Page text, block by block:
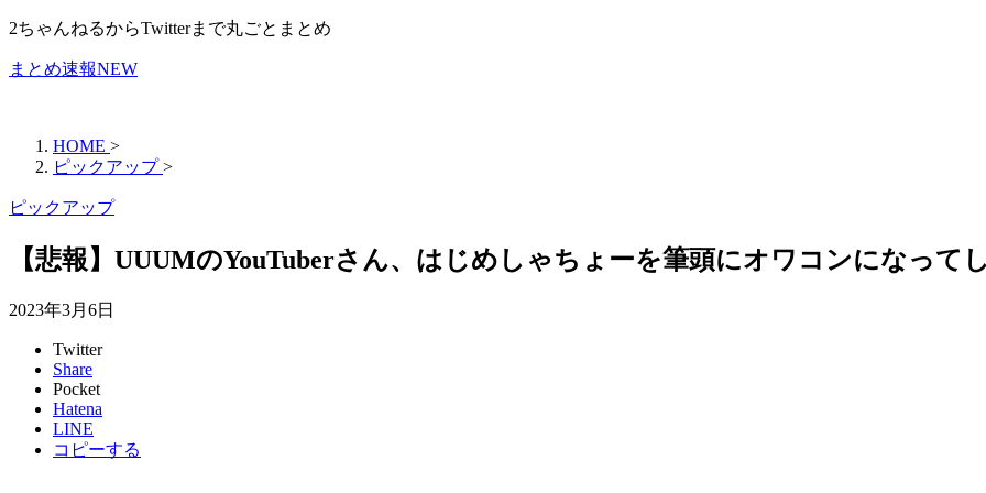
2ちゃんねるからTwitterまで丸ごとまとめ
まとめ速報NEW
HOME >
ピックアップ >
ピックアップ
【悲報】UUUMのYouTuberさん、はじめしゃちょーを筆頭にオワコンになって
2023年3月6日
Twitter
Share
Pocket
Hatena
LINE
コピーする